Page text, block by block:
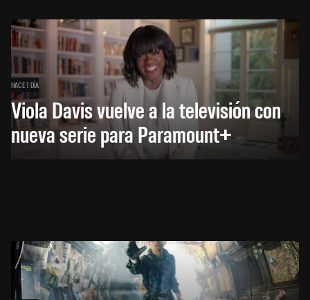
HACE 1 DÍA
Viola Davis vuelve a la televisión con
nueva serie para Paramount+